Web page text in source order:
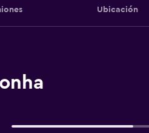
Ubicación